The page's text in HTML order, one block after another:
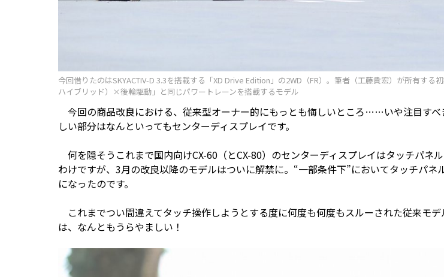
今回借りたのはSKYACTIV-D 3.3を搭載する「XD Drive Edition」の2WD（FR）。筆者（工藤貴宏）が所有する
ハイブリッド）×後輪駆動」と同じパワートレーンを搭載するモデル
今回の商品改良における、従来型オーナー的にもっとも悔しいところ……いや注目すべ
しい部分はなんといってもセンターディスプレイです。
何を隠そうこれまで国内向けCX-60（とCX-80）のセンターディスプレイはタッチパネ
わけですが、3月の改良以降のモデルはついに解禁に。“一部条件下”においてタッチパネ
になったのです。
これまでつい間違えてタッチ操作しようとする度に何度も何度もスルーされた従来モデ
は、なんともうらやましい！